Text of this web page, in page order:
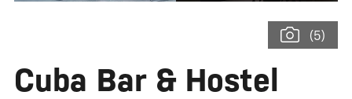
(5)
Cuba Bar & Hostel